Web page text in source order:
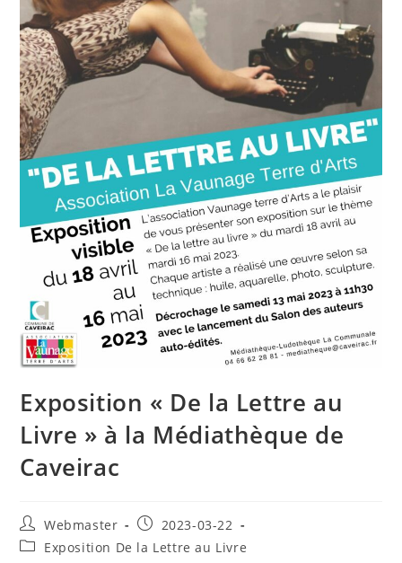
Exposition « De la Lettre au
Livre » à la Médiathèque de
Caveirac
Auteur/autrice
de
la
Webmaster
Publication
publiée :
2023-03-22
PostExposition De la Lettre au Livre